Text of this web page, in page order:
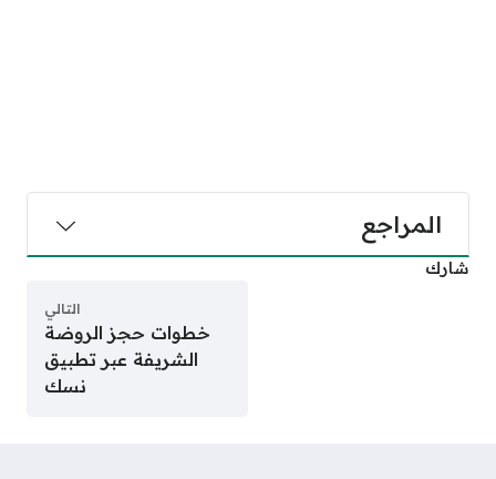
المراجع
شارك
التالي
خطوات حجز الروضة
الشريفة عبر تطبيق
نسك